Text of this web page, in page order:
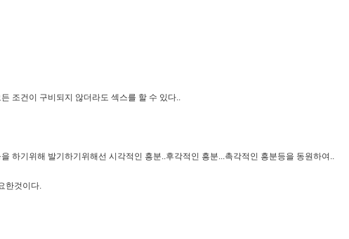
조건이 구비되지 않더라도 섹스를 할 수 있다..
하기위해 발기하기위해선 시각적인 흥분..후각적인 흥분...촉각적인 흥분등을 동원하여..
한것이다.